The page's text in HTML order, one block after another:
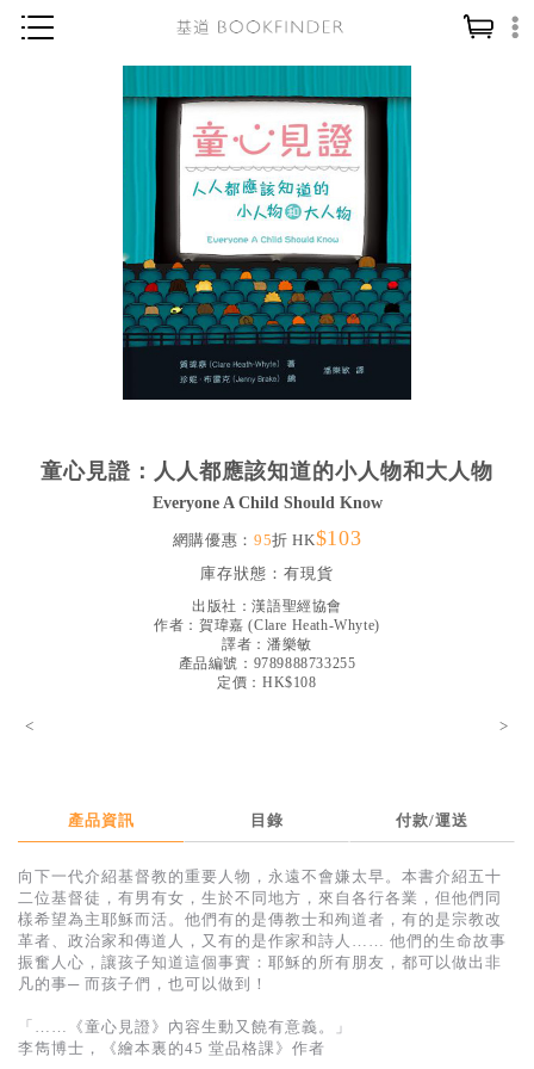
讀經／研經
信仰入門
教會歷史
靈修／禱告
信徒生活
社會／倫理
哲學／宗教比較
得獎作品推介
中文二手書
英文二手書
精選英文書
電子書
童心見證：人人都應該知道的小人物和大人物
Everyone A Child Should Know
網購優惠： 95折 HK$103
庫存狀態： 有現貨
出版社：漢語聖經協會
作者： 賀瑋嘉 (Clare Heath-Whyte)
譯者： 潘樂敏
產品編號：9789888733255
定價：HK$108
< >
產品資訊 目錄 付款/運送
向下一代介紹基督教的重要人物，永遠不會嫌太早。本書介紹五十
二位基督徒，有男有女，生於不同地方，來自各行各業，但他們同
樣希望為主耶穌而活。他們有的是傳教士和殉道者，有的是宗教改
革者、政治家和傳道人，又有的是作家和詩人…… 他們的生命故事
振奮人心，讓孩子知道這個事實：耶穌的所有朋友，都可以做出非
凡的事─ 而孩子們，也可以做到！
「……《童心見證》內容生動又饒有意義。」
李雋博士，《繪本裏的45 堂品格課》作者